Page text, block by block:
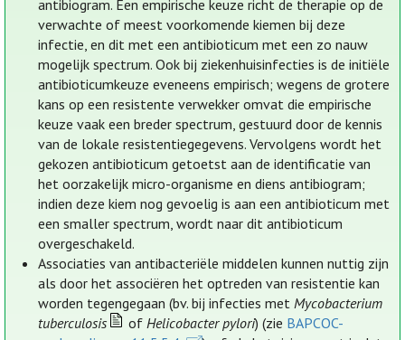
antibiogram. Een empirische keuze richt de therapie op de
verwachte of meest voorkomende kiemen bij deze
infectie, en dit met een antibioticum met een zo nauw
mogelijk spectrum. Ook bij ziekenhuisinfecties is de initiële
antibioticumkeuze eveneens empirisch; wegens de grotere
kans op een resistente verwekker omvat die empirische
keuze vaak een breder spectrum, gestuurd door de kennis
van de lokale resistentiegegevens. Vervolgens wordt het
gekozen antibioticum getoetst aan de identificatie van
het oorzakelijk micro-organisme en diens antibiogram;
indien deze kiem nog gevoelig is aan een antibioticum met
een smaller spectrum, wordt naar dit antibioticum
overgeschakeld.
Associaties van antibacteriële middelen kunnen nuttig zijn
als door het associëren het optreden van resistentie kan
worden tegengegaan (bv. bij infecties metMycobacterium
tuberculosis
of Helicobacter pylori) (zie BAPCOC-